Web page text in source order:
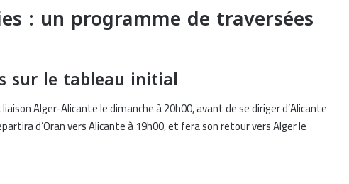
: un programme de traversées
sur le tableau initial
Alger-Alicante le dimanche à 20h00, avant de se diriger d’Alicante
d’Oran vers Alicante à 19h00, et fera son retour vers Alger le